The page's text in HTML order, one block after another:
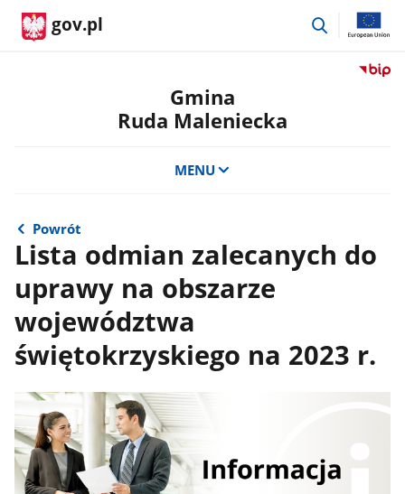
gov.pl
przejdź
Przejdź
Gmina
Ruda Maleniecka
MENU
Powrót
Lista odmian zalecanych do
uprawy na obszarze
województwa
świętokrzyskiego na 2023 r.